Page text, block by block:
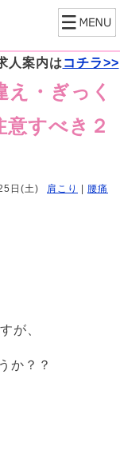
人案内は コチラ>>
え・ぎっく
意すべき２
日(土) 肩こり 腰痛
が、
か？？